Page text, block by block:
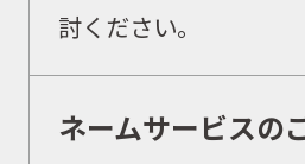
会社概要
討ください。
ネームサービスの